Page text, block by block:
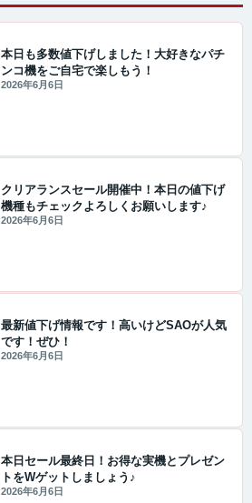
本日も多数値下げしました！大好きなパチ
ンコ機をご自宅で楽しもう！
2026年6月6日
クリアランスセール開催中！本日の値下げ
機種もチェックよろしくお願いします♪
2026年6月6日
最新値下げ情報です！高いけどSAOが人気
です！ぜひ！
2026年6月6日
本日セール最終日！お得な実機とプレゼン
トをWゲットしましょう♪
2026年6月6日